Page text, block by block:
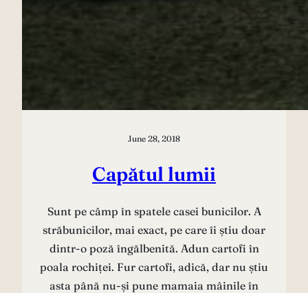
June 28, 2018
Capătul lumii
Sunt pe câmp în spatele casei bunicilor. A
străbunicilor, mai exact, pe care îi știu doar
dintr-o poză îngălbenită. Adun cartofi în
poala rochiței. Fur cartofi, adică, dar nu știu
asta până nu-și pune mamaia mâinile în